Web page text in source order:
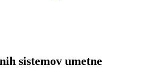
sistemov umetne